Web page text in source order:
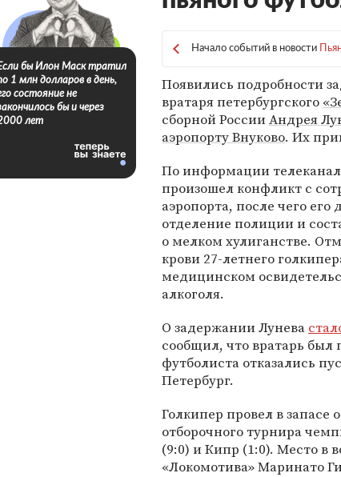
Начало событий в новости
Появились подробности
вратаря петербургского
сборной РоссииАндрея
аэропорту Внуково. Их
По информации
произошел конфликт с
аэропорта, после чего его
отделение полиции и
о мелком хулиганстве.
крови 27-летнего
медицинском
алкоголя.
О задержании Лунева
сообщил, что вратарь был
футболиста отказались
Петербург.
Голкипер провел в запасе
отборочного турнира
(9:0) и Кипр (1:0). Место в
«Локомотива» Маринато
бы Илон Маск тратил
1 млн долларов в день,
состояние не
бы и через
лет